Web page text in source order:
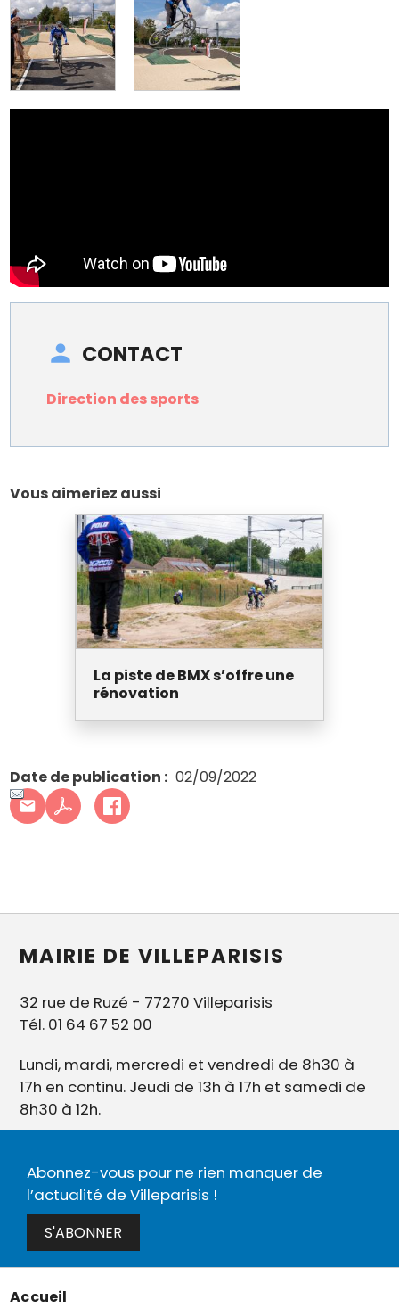
CONTACT
Direction des sports
Vous aimeriez aussi
La piste de BMX s’offre une
rénovation
Date de publication 02/09/2022
MAIRIE DE VILLEPARISIS
32 rue de Ruzé - 77270 Villeparisis
Tél. 01 64 67 52 00
Lundi, mardi, mercredi et vendredi de 8h30 à
17h en continu. Jeudi de 13h à 17h et samedi de
8h30 à 12h.
Abonnez-vous pour ne rien manquer de
l’actualité de Villeparisis !
S'ABONNER
Menu
Accueil